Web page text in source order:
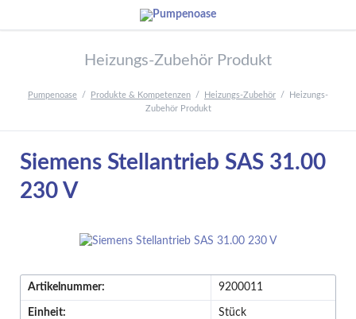
Heizungs-Zubehör Produkt
Pumpenoase Produkte & Kompetenzen Heizungs-Zubehör
Heizungs-
Zubehör Produkt
Siemens Stellantrieb SAS 31.00
230 V
Artikelnummer: 9200011
Einheit: Stück